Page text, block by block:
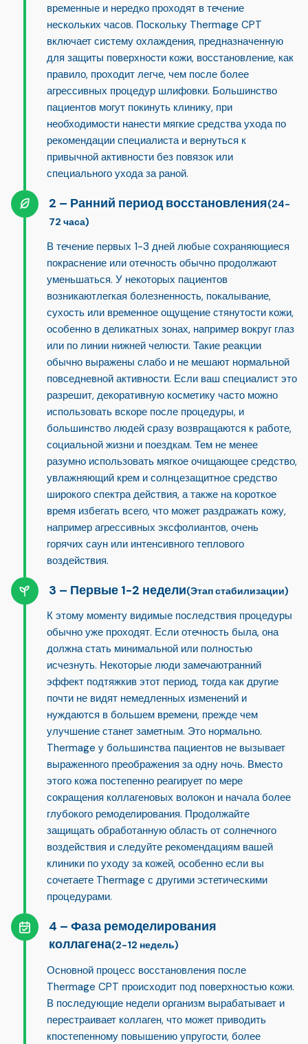
временные и нередко проходят в течение
нескольких часов. Поскольку Thermage CPT
включает систему охлаждения, предназначенную
для защиты поверхности кожи, восстановление, как
правило, проходит легче, чем после более
агрессивных процедур шлифовки. Большинство
пациентов могут покинуть клинику, при
необходимости нанести мягкие средства ухода по
рекомендации специалиста и вернуться к
привычной активности без повязок или
специального ухода за раной.
Ранний период восстановления(24-
72 часа)
В течение первых 1-3 дней любые сохраняющиеся
покраснение или отечность обычно продолжают
уменьшаться. У некоторых пациентов
возникаютлегкая болезненность, покалывание,
сухость или временное ощущение стянутости кожи,
особенно в деликатных зонах, например вокруг глаз
или по линии нижней челюсти. Такие реакции
обычно выражены слабо и не мешают нормальной
повседневной активности. Если ваш специалист это
разрешит, декоративную косметику часто можно
использовать вскоре после процедуры, и
большинство людей сразу возвращаются к работе,
социальной жизни и поездкам. Тем не менее
разумно использовать мягкое очищающее средство,
увлажняющий крем и солнцезащитное средство
широкого спектра действия, а также на короткое
время избегать всего, что может раздражать кожу,
например агрессивных эксфолиантов, очень
горячих саун или интенсивного теплового
воздействия.
Первые 1-2 недели(Этап стабилизации)
К этому моменту видимые последствия процедуры
обычно уже проходят. Если отечность была, она
должна стать минимальной или полностью
исчезнуть. Некоторые люди замечаютранний
эффект подтяжкив этот период, тогда как другие
почти не видят немедленных изменений и
нуждаются в большем времени, прежде чем
улучшение станет заметным. Это нормально.
Thermage у большинства пациентов не вызывает
выраженного преображения за одну ночь. Вместо
этого кожа постепенно реагирует по мере
сокращения коллагеновых волокон и начала более
глубокого ремоделирования. Продолжайте
защищать обработанную область от солнечного
воздействия и следуйте рекомендациям вашей
клиники по уходу за кожей, особенно если вы
сочетаете Thermage с другими эстетическими
процедурами.
Фаза ремоделирования
коллагена(2-12 недель)
Основной процесс восстановления после
Thermage CPT происходит под поверхностью кожи.
В последующие недели организм вырабатывает и
перестраивает коллаген, что может приводить
кпостепенному повышению упругости, более